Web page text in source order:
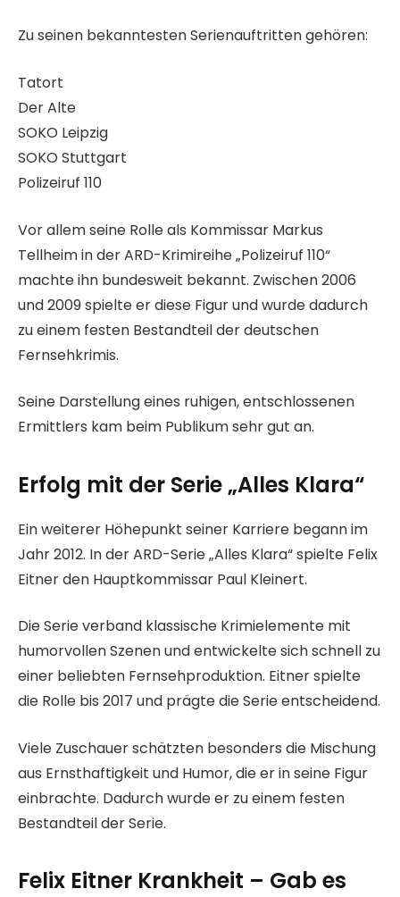
Zu seinen bekanntesten Serienauftritten gehören:
Tatort
Der Alte
SOKO Leipzig
SOKO Stuttgart
Polizeiruf 110
Vor allem seine Rolle als Kommissar Markus
Tellheim in der ARD-Krimireihe „Polizeiruf 110“
machte ihn bundesweit bekannt. Zwischen 2006
und 2009 spielte er diese Figur und wurde dadurch
zu einem festen Bestandteil der deutschen
Fernsehkrimis.
Seine Darstellung eines ruhigen, entschlossenen
Ermittlers kam beim Publikum sehr gut an.
Erfolg mit der Serie „Alles Klara“
Ein weiterer Höhepunkt seiner Karriere begann im
Jahr 2012. In der ARD-Serie „Alles Klara“ spielte Felix
Eitner den Hauptkommissar Paul Kleinert.
Die Serie verband klassische Krimielemente mit
humorvollen Szenen und entwickelte sich schnell zu
einer beliebten Fernsehproduktion. Eitner spielte
die Rolle bis 2017 und prägte die Serie entscheidend.
Viele Zuschauer schätzten besonders die Mischung
aus Ernsthaftigkeit und Humor, die er in seine Figur
einbrachte. Dadurch wurde er zu einem festen
Bestandteil der Serie.
Felix Eitner Krankheit – Gab es